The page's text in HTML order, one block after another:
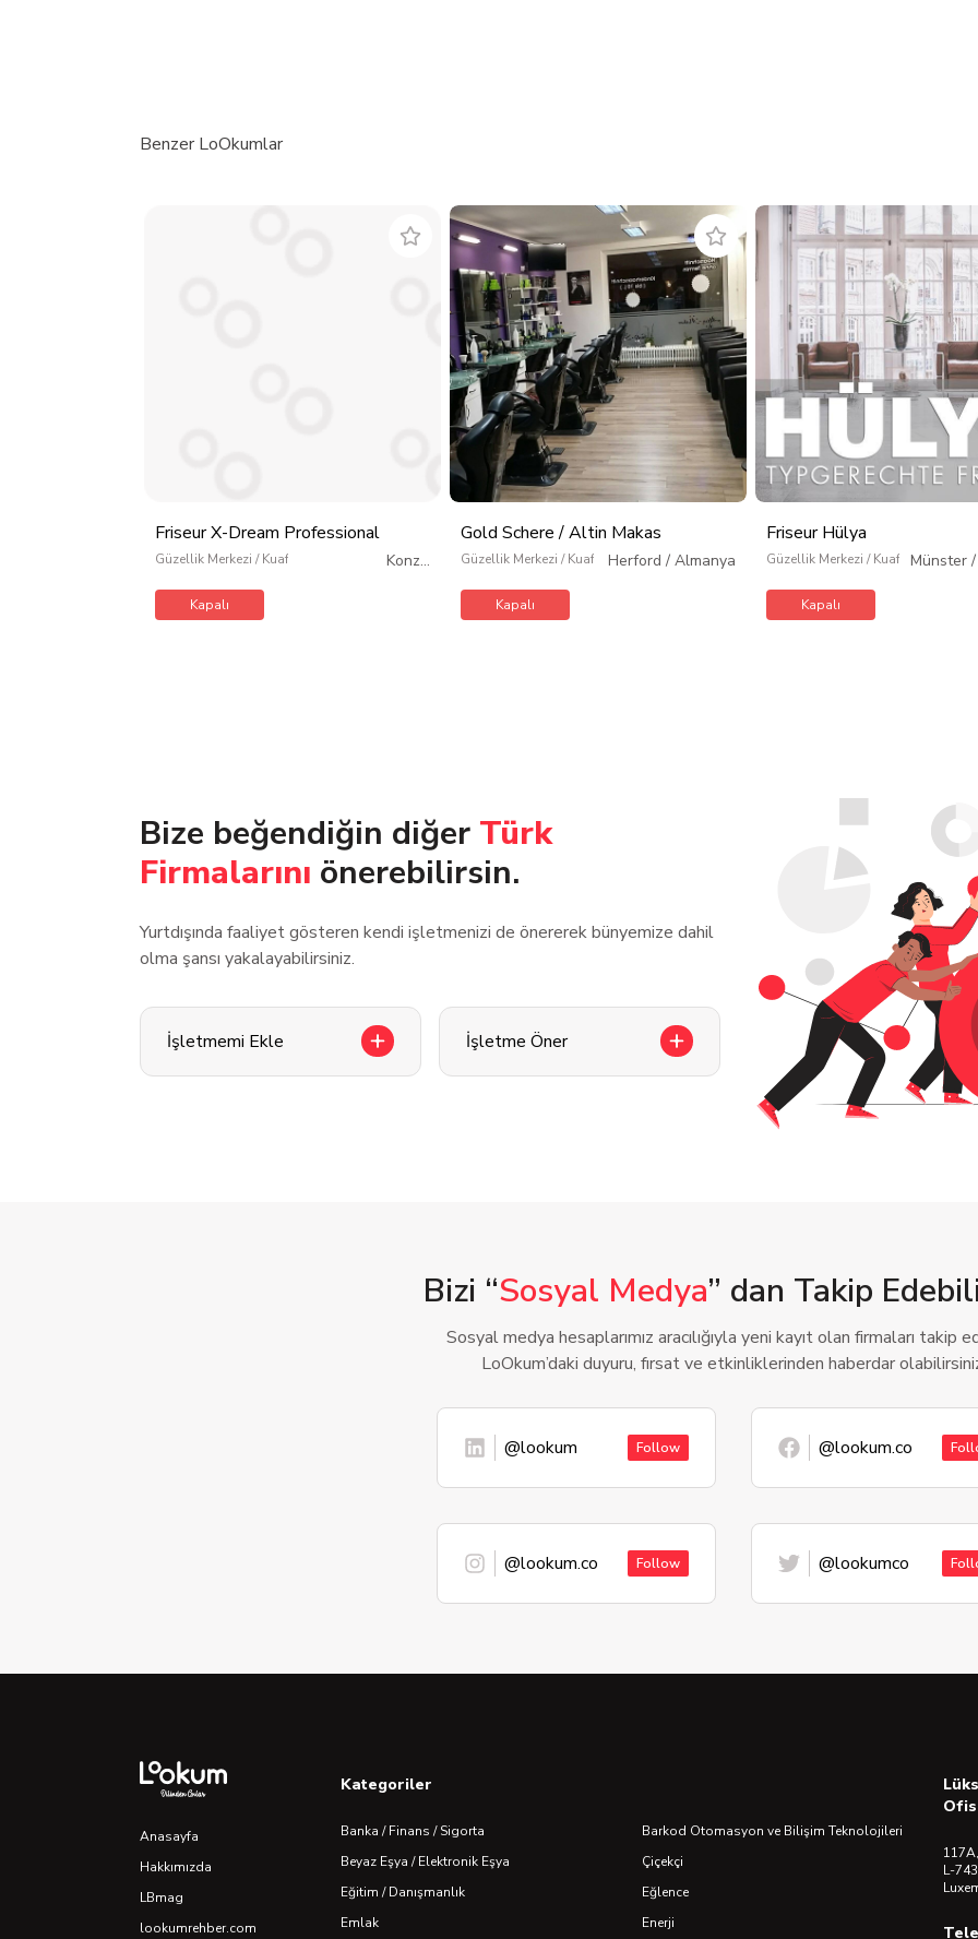
Benzer LoOkumlar
Friseur X-Dream Professional
Güzellik Merkezi / Kuaför / Kişisel BakımKonz (
Kapalı
Gold Schere / Altin Makas
Güzellik Merkezi / Kuaför / Kişisel Bakım
Herford / Almanya
Kapalı
Friseur Hülya
Güzellik Merkezi / Kuaför / Kişisel
Münster /
Kapalı
Bize beğendiğin diğer Türk
Firmalarını önerebilirsin.
Yurtdışında faaliyet gösteren kendi işletmenizi de önererek bünyemize dahil
olma şansı yakalayabilirsiniz.
İşletmemi Ekle İşletme Öner
Bizi “Sosyal Medya” dan Takip
Sosyal medya hesaplarımız aracılığıyla yeni kayıt olan firmaları takip
LoOkum’daki duyuru, fırsat ve etkinliklerinden haberdar
@lookum Follow @lookum.co
@lookum.co Follow @lookumco
Anasayfa
Hakkımızda
LBmag
lookumrehber.com
Kategoriler
Banka / Finans / Sigorta
Barkod Otomasyon ve Bilişim Teknolojileri
Beyaz Eşya / Elektronik Eşya
Çiçekçi
Eğitim / Danışmanlık
Eğlence
Emlak
Enerji
Ofis
L-